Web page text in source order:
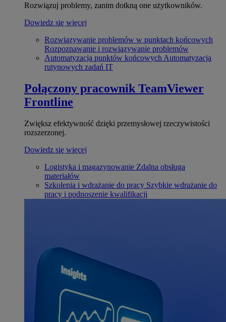
Rozwiązuj problemy, zanim dotkną one użytkowników.
Dowiedz się więcej
Rozwiązywanie problemów w punktach końcowych
Rozpoznawanie i rozwiązywanie problemów
Automatyzacja punktów końcowych Automatyzacja
rutynowych zadań IT
Połączony pracownik TeamViewer
Frontline
Zwiększ efektywność dzięki przemysłowej rzeczywistości
rozszerzonej.
Dowiedz się więcej
Logistyka i magazynowanie Zdalna obsługa
materiałów
Szkolenia i wdrażanie do pracy Szybkie wdrażanie do
pracy i podnoszenie kwalifikacji